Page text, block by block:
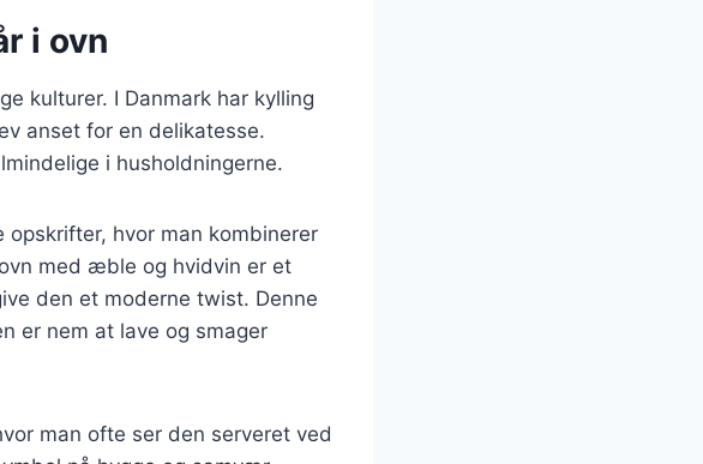
i ovn
kulturer. I Danmark har kylling
anset for en delikatesse.
i husholdningerne.
hvor man kombinerer
med æble og hvidvin er et
den et moderne twist. Denne
er nem at lave og smager
man ofte ser den serveret ved